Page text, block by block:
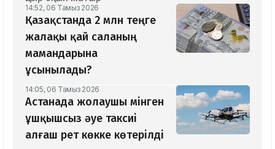
14:52, 06 Тамыз 2026
Қазақстанда 2 млн теңге
жалақы қай саланың
мамандарына
ұсынылады?
14:05, 06 Тамыз 2026
Астанада жолаушы мінген
ұшқышсыз әуе таксиі
алғаш рет көкке көтерілді